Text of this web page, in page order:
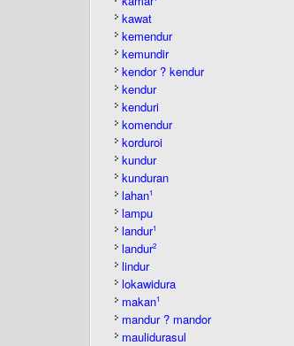
kawat
kemendur
kemundir
kendor ? kendur
kendur
kenduri
komendur
korduroi
kundur
kunduran
lahan1
lampu
landur1
landur2
lindur
lokawidura
makan1
mandur ? mandor
maulidurasul